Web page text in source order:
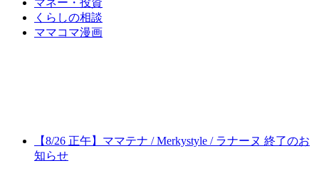
くらしの相談
ママコマ漫画
【8/26 正午】ママテナ / Merkystyle / ラナーヌ 終了のお
知らせ